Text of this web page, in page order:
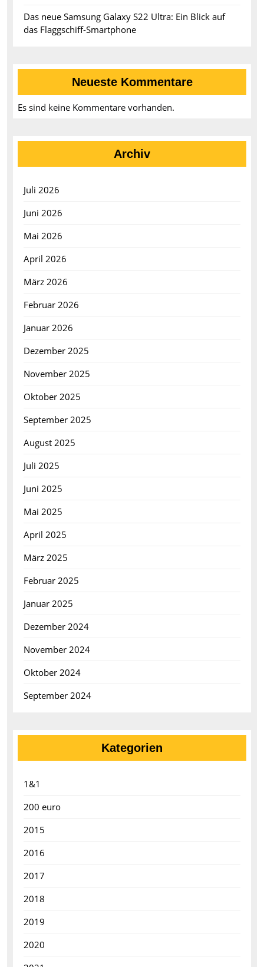
Das neue Samsung Galaxy S22 Ultra: Ein Blick auf
das Flaggschiff-Smartphone
Neueste Kommentare
Es sind keine Kommentare vorhanden.
Archiv
Juli 2026
Juni 2026
Mai 2026
April 2026
März 2026
Februar 2026
Januar 2026
Dezember 2025
November 2025
Oktober 2025
September 2025
August 2025
Juli 2025
Juni 2025
Mai 2025
April 2025
März 2025
Februar 2025
Januar 2025
Dezember 2024
November 2024
Oktober 2024
September 2024
Kategorien
1&1
200 euro
2015
2016
2017
2018
2019
2020